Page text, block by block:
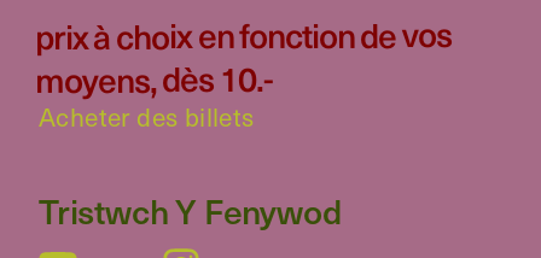
prix à choix en fonction de vos
moyens, dès 10.-
Acheter des billets
Tristwch Y Fenywod